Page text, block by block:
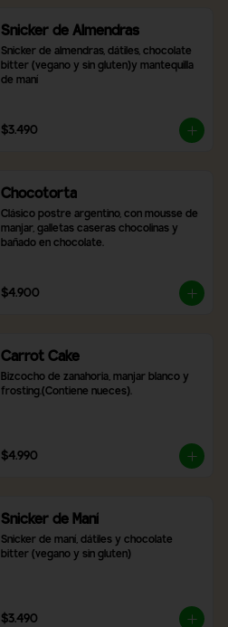
Snicker de Almendras
Snicker de almendras, dátiles, chocolate
bitter (vegano y sin gluten)y mantequilla
de maní
$3.490
Chocotorta
Clásico postre argentino, con mousse de
manjar, galletas caseras chocolinas y
bañado en chocolate.
$4.900
Carrot Cake
Bizcocho de zanahoria, manjar blanco y
frosting.(Contiene nueces).
$4.990
Snicker de Maní
Snicker de maní, dátiles y chocolate
bitter (vegano y sin gluten)
$3.490